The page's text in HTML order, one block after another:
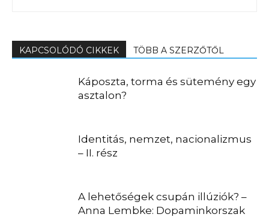
KAPCSOLÓDÓ CIKKEK TÖBB A SZERZŐTŐL
Káposzta, torma és sütemény egy
asztalon?
Identitás, nemzet, nacionalizmus
– II. rész
A lehetőségek csupán illúziók? –
Anna Lembke: Dopaminkorszak